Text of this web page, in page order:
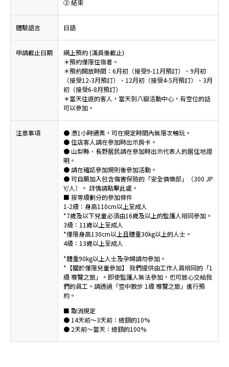
③ 結束
體驗語言 日語
申請截止日期
網上預約 (滿員後截止)
＊預約僅限住宿者。
＊預約開放時間：6月初（接受9-11月預訂）、9月初
（接受12-3月預訂）、12月初（接受4-5月預訂）、3月
初（接受6-8月預訂）
＊當天往返的客人，當天到八嶽活動中心，有空位的話
可以參加。
注意事項
● 憑1小時通票，可在規定時間內無限次暢玩。
● 住店客人請在參加時出示房卡。
● 山梨縣、長野居民請在參加時出示代表人的居住地證
明。
● 請在確認參加規則後參加活動。
● 可自願加入包含傷害保險的「安全俱樂部」（300 JP
Y/人）。 詳情請點擊此處。
■ 按等級劃分的參加條件
1-2級：身高110cm以上至成人
*7歲及以下兒童必須由16歲及以上的監護人陪同參加。
3級：11歲以上至成人
*僅限身高130cm以上且體重30kg以上的人士。
4級：13歲以上至成人
*體重90kg以上人士及孕婦請勿參加。
*【關於僅限兒童參加】 我們提供由工作人員陪同的「1
級 導覽之旅」。即使監護人無法參加，也可放心交給我
們的員工。請透過「空中散步 1級 導覽之旅」進行預
約。
■ 取消規定
● 14天前～3天前：總額的10%
● 2天前～當天：總額的100%